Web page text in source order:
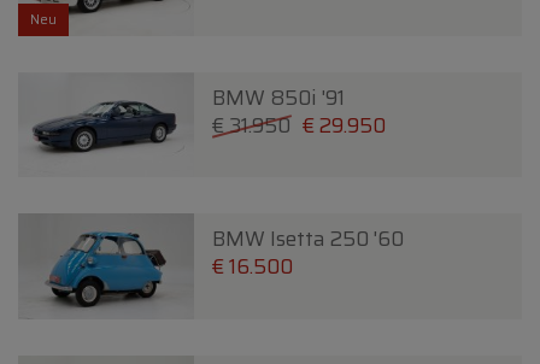
Neu
BMW 850i '91
€ 31.950 € 29.950
BMW Isetta 250 '60
€ 16.500